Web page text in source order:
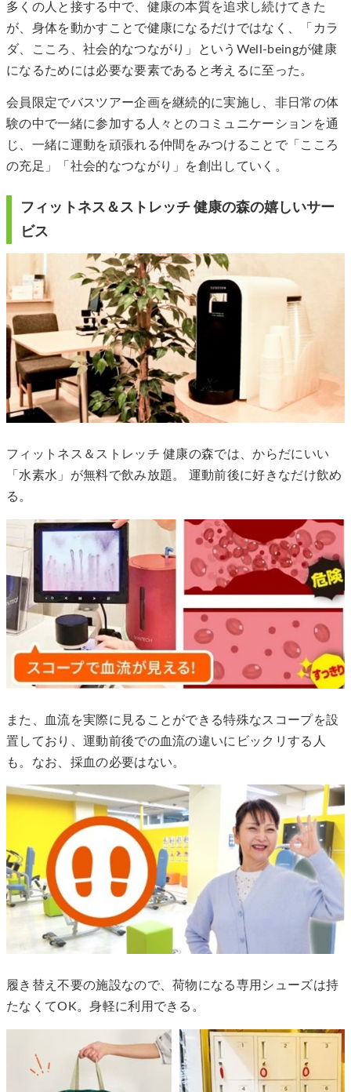
多くの人と接する中で、健康の本質を追求し続けてきた
が、身体を動かすことで健康になるだけではなく、「カラ
ダ、こころ、社会的なつながり」というWell-beingが健康
になるためには必要な要素であると考えるに至った。
会員限定でバスツアー企画を継続的に実施し、非日常の体
験の中で一緒に参加する人々とのコミュニケーションを通
じ、一緒に運動を頑張れる仲間をみつけることで「こころ
の充足」「社会的なつながり」を創出していく。
フィットネス＆ストレッチ 健康の森の嬉しいサー
ビス
フィットネス＆ストレッチ 健康の森では、からだにいい
「水素水」が無料で飲み放題。 運動前後に好きなだけ飲め
る。
また、血流を実際に見ることができる特殊なスコープを設
置しており、運動前後での血流の違いにビックリする人
も。なお、採血の必要はない。
履き替え不要の施設なので、荷物になる専用シューズは持
たなくてOK。身軽に利用できる。